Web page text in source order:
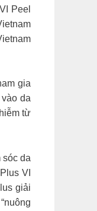
Peel
gia
da
từ
da
VI
giải